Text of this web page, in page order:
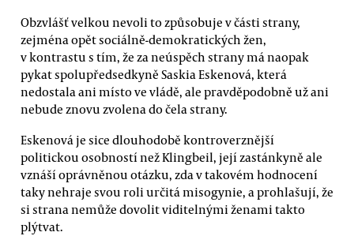
Obzvlášť velkou nevoli to způsobuje v části strany,
zejména opět sociálně-demokratických žen,
v kontrastu s tím, že za neúspěch strany má naopak
pykat spolupředsedkyně Saskia Eskenová, která
nedostala ani místo ve vládě, ale pravděpodobně už ani
nebude znovu zvolena do čela strany.
Eskenová je sice dlouhodobě kontroverznější
politickou osobností než Klingbeil, její zastánkyně ale
vznáší oprávněnou otázku, zda v takovém hodnocení
taky nehraje svou roli určitá misogynie, a prohlašují, že
si strana nemůže dovolit viditelnými ženami takto
plýtvat.